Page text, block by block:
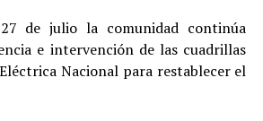
de julio la comunidad continúa
e intervención de las cuadrillas
Nacional para restablecer el